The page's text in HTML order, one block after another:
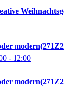
modern
- 12:00
modern